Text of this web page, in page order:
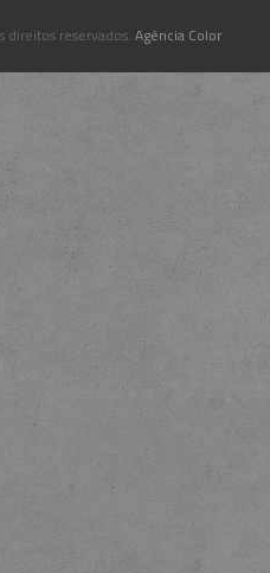
direitos reservados. Agência Color